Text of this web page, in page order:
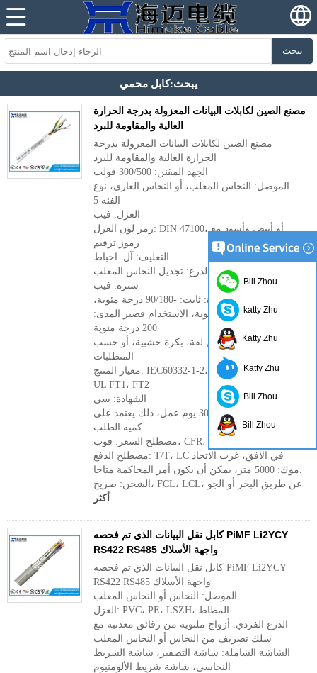
يبحث
يبحث:كابل محمي
مصنع الصين لكابلات البيانات المعزولة بدرجة الحرارة
العالية والمقاومة للبرد
مصنع الصين لكابلات البيانات المعزولة بدرجة
الحرارة العالية والمقاومة للبرد
الجهد المقنن: 300/500 فولت
الموصل: النحاس المعلب، أو النحاس العاري، نوع
الفئة 5
العزل: فيب
رمز لون العزل: DIN 47100، أو أبيض وأسود مع
رموز ترقيم
التغليف: آل. احباط
الدرع: تجديل النحاس المعلب
سترة: فيب
نطاق درجة الحرارة: ثابت: -90/180 درجة مئوية،
مرن: -55/180 درجة مئوية، الاستخدام قصير المدى:
200 درجة مئوية
الحزمة: 100 متر لكل لفة، بكرة خشبية، أو حسب
المتطلبات
معيار المنتج: IEC60332-1-2، VDE 0482-332-1-2،
UL FT1، FT2
الشهادة: سي
المهلة الزمنية: 20 ~ 30 يوم عمل، ذلك يعتمد على
كمية الطلب
مصطلح السعر: فوب، CFR، CIF، EXW
مصطلح الدفع: T/T، LC في الافق، غرب الاتحاد
موك: 5000 متر، يمكن أن يكون أمر المحاكمة متاحا.
الشحن: صريح، FCL، LCL، عن طريق البحر أو الجو
أكثر
كابل نقل البيانات الذي تم فحصه PiMF Li2YCY
RS422 RS485 واجهة الأسلاك
كابل نقل البيانات الذي تم فحصه PiMF Li2YCY
RS422 RS485 واجهة الأسلاك
الموصل: النحاس أو النحاس المعلب
العزل: PVC، PE، LSZH، المطاط
الدرع الفردي: أزواج ملتوية من رقائق معدنية مع
سلك تصريف من النحاس أو النحاس المعلب
الشاشة الشاملة: شاشة التضفير، شاشة الشريط
النحاسي، شاشة شريط الألومنيوم
Bill Zhou
katty Zhu
Katty Zhu
Katty Zhu
Bill Zhou
Bill Zhou